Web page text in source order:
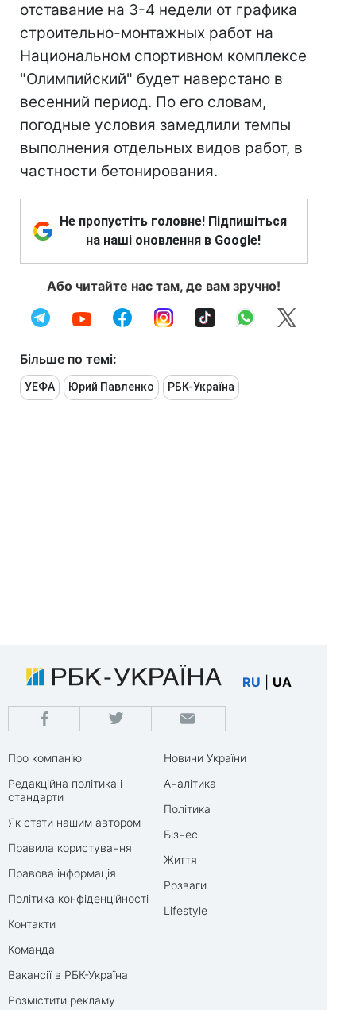
отставание на 3-4 недели от графика
строительно-монтажных работ на
Национальном спортивном комплексе
"Олимпийский" будет наверстано в
весенний период. По его словам,
погодные условия замедлили темпы
выполнения отдельных видов работ, в
частности бетонирования.
Не пропустіть головне! Підпишіться
на наші оновлення в Google!
Або читайте нас там, де вам зручно!
Більше по темі:
УЕФА Юрий Павленко РБК-Україна
RU UA
Про компанію
Редакційна політика і
стандарти
Як стати нашим автором
Правила користування
Правова інформація
Політика конфіденційності
Контакти
Команда
Вакансії в РБК-Україна
Розмістити рекламу
Новини України
Аналітика
Політика
Бізнес
Життя
Розваги
Lifestyle